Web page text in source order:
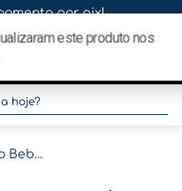
por pix!
Kit Organizador Prático do Bebê Matelassê Branco